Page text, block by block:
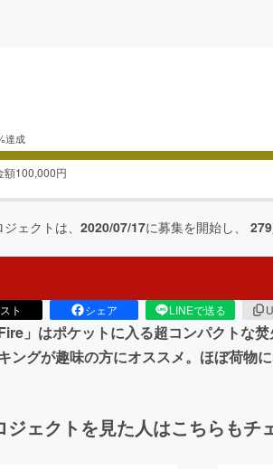
達成
額100,000円
ェクトは、 2020/07/17に募集を開始し、 279
ト シェア LINEで送る
」はポケットに入る超コンパクトな
ングが趣味の方にオススメ。ほぼ荷物
ジェクトを見た人はこちらもチ